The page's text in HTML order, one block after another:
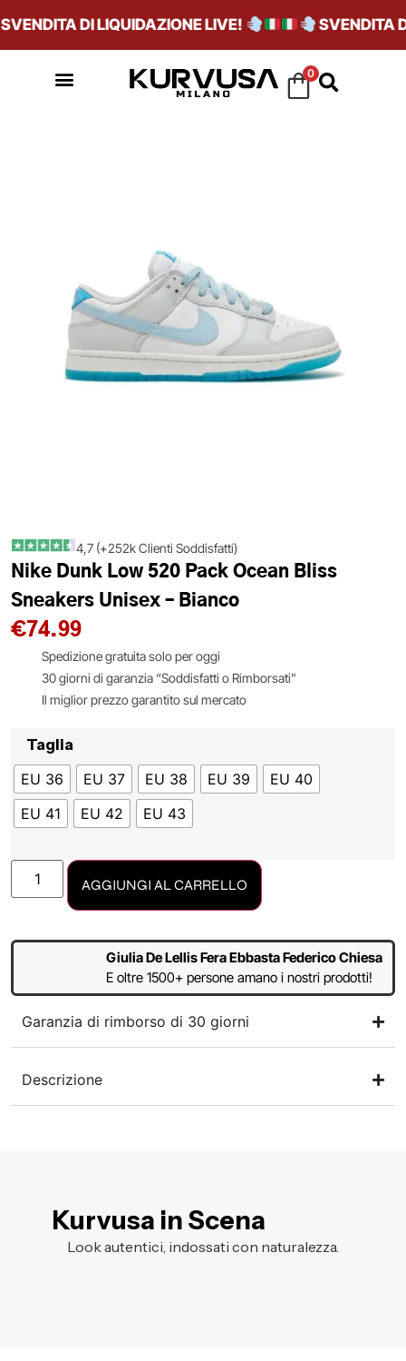
DI LIQUIDAZIONE LIVE! SVENDITA DI
0
4,7 (+252k Clienti Soddisfatti)
Nike Dunk Low 520 Pack Ocean Bliss
Sneakers Unisex – Bianco
€74.99
Spedizione gratuita solo per oggi
30 giorni di garanzia “Soddisfatti o Rimborsati”
Il miglior prezzo garantito sul mercato
Taglia
EU 36
EU 37 EU 38 EU 39
EU 40
EU 41
EU 42 EU 43
AGGIUNGI AL CARRELLO
Giulia De Lellis Fera Ebbasta Federico Chiesa
E oltre 1500+ persone amano i nostri prodotti!
Garanzia di rimborso di 30 giorni
Descrizione
Kurvusa in Scena
Look autentici, indossati con naturalezza.